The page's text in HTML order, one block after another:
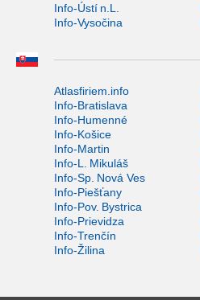
Info-Ústí n.L.
Info-Vysočina
Atlasfiriem.info
Info-Bratislava
Info-Humenné
Info-Košice
Info-Martin
Info-L. Mikuláš
Info-Sp. Nová Ves
Info-Piešťany
Info-Pov. Bystrica
Info-Prievidza
Info-Trenčín
Info-Žilina